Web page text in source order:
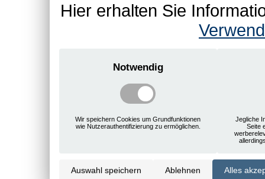
Hier erhalten Sie
Notwendig
Wir speichern Cookies um Grundfunktionen
wie Nutzerauthentifizierung zu ermöglichen.
Jegliche
Seite
Auswahl speichern Ablehnen Alles